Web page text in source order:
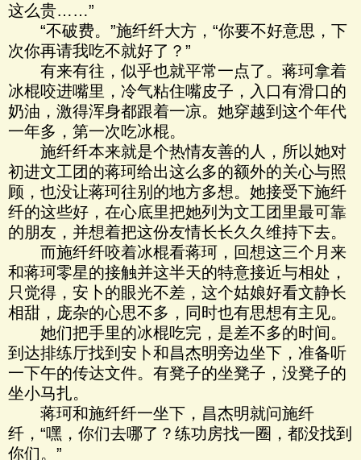
这么贵……”
“不破费。”施纤纤大方，“你要不好意思，下
次你再请我吃不就好了？”
有来有往，似乎也就平常一点了。蒋珂拿着
冰棍咬进嘴里，冷气粘住嘴皮子，入口有滑口的
奶油，激得浑身都跟着一凉。她穿越到这个年代
一年多，第一次吃冰棍。
施纤纤本来就是个热情友善的人，所以她对
初进文工团的蒋珂给出这么多的额外的关心与照
顾，也没让蒋珂往别的地方多想。她接受下施纤
纤的这些好，在心底里把她列为文工团里最可靠
的朋友，并想着把这份友情长长久久维持下去。
而施纤纤咬着冰棍看蒋珂，回想这三个月来
和蒋珂零星的接触并这半天的特意接近与相处，
只觉得，安卜的眼光不差，这个姑娘好看文静长
相甜，庞杂的心思不多，同时也有思想有主见。
她们把手里的冰棍吃完，是差不多的时间。
到达排练厅找到安卜和昌杰明旁边坐下，准备听
一下午的传达文件。有凳子的坐凳子，没凳子的
坐小马扎。
蒋珂和施纤纤一坐下，昌杰明就问施纤
纤，“嘿，你们去哪了？练功房找一圈，都没找到
你们。”